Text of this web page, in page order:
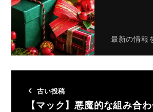
最新の情報
古い投稿
【マック】悪魔的な組み合